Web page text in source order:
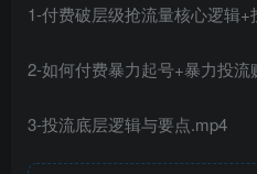
1-付费破层级抢流量核心逻辑+
2-如何付费暴力起号+暴力投流
3-投流底层逻辑与要点.mp4